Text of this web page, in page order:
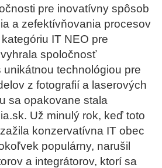
pre inovatívny spôsob
a zefektívňovania procesov
IT NEO pre
spoločnosť
unikátnou technológiou pre
z fotografií a laserových
sa opakovane stala
Už minulý rok, keď toto
konzervatívna IT obec
populárny, narušil
a integrátorov, ktorí sa